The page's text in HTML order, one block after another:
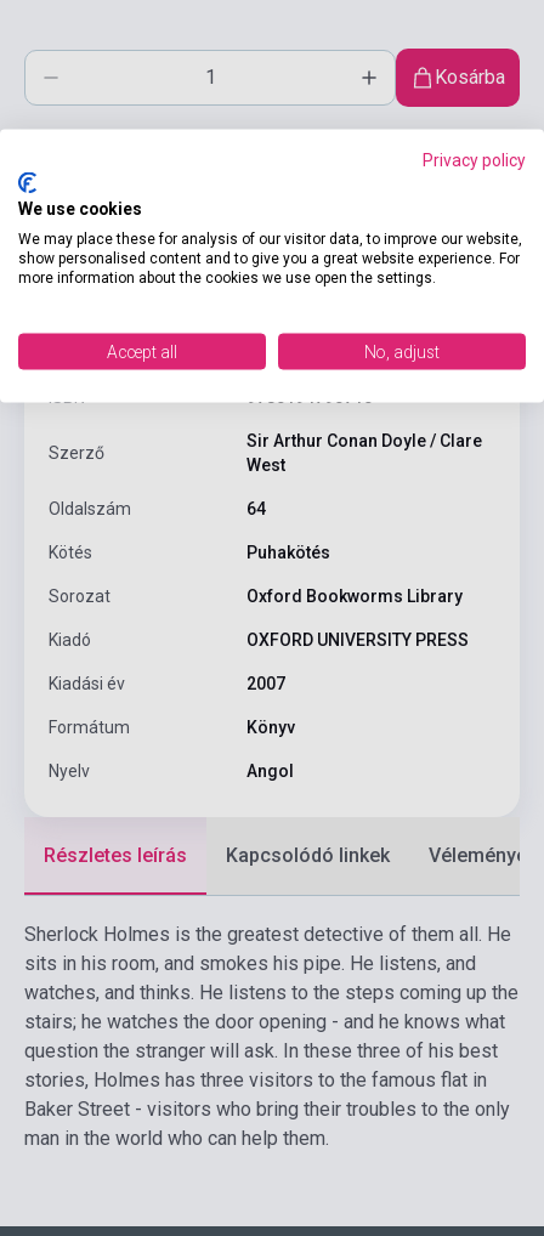
Kosárba
ISBN 9780194790710
Szerző
Sir Arthur Conan Doyle / Clare
West
Oldalszám 64
Kötés Puhakötés
Sorozat Oxford Bookworms Library
Kiadó OXFORD UNIVERSITY PRESS
Kiadási év 2007
Formátum Könyv
Nyelv Angol
Részletes leírás Kapcsolódó linkek Vélemények
Sherlock Holmes is the greatest detective of them all. He
sits in his room, and smokes his pipe. He listens, and
watches, and thinks. He listens to the steps coming up the
stairs; he watches the door opening - and he knows what
question the stranger will ask. In these three of his best
stories, Holmes has three visitors to the famous flat in
Baker Street - visitors who bring their troubles to the only
man in the world who can help them.
Privacy policy
We use cookies
We may place these for analysis of our visitor data, to improve our website,
show personalised content and to give you a great website experience. For
more information about the cookies we use open the settings.
Accept all No, adjust